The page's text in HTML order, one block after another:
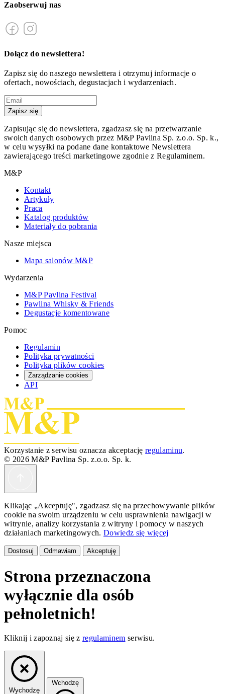
Zaobserwuj nas
Dołącz do newslettera!
Zapisz się do naszego newslettera i otrzymuj informacje o
ofertach, nowościach, degustacjach i wydarzeniach.
Zapisz się
Zapisując się do newslettera, zgadzasz się na przetwarzanie
swoich danych osobowych przez M&P Pavlina Sp. z.o.o. Sp. k.,
w celu wysyłki na podane dane kontaktowe Newslettera
zawierającego treści marketingowe zgodnie z Regulaminem.
M&P
Kontakt
Artykuły
Praca
Katalog produktów
Materiały do pobrania
Nasze miejsca
Mapa salonów M&P
Wydarzenia
M&P Pavlina Festival
Pawlina Whisky & Friends
Degustacje komentowane
Pomoc
Regulamin
Polityka prywatności
Polityka plików cookies
Zarządzanie cookies
API
Korzystanie z serwisu oznacza akceptacjęregulaminu.
© 2026 M&P Pavlina Sp. z.o.o. Sp. k.
Klikając „Akceptuję", zgadzasz się na przechowywanie plików
cookie na swoim urządzeniu w celu usprawnienia nawigacji w
witrynie, analizy korzystania z witryny i pomocy w naszych
działaniach marketingowych. Dowiedz się więcej
Dostosuj Odmawiam Akceptuję
Strona przeznaczona
wyłącznie dla osób
pełnoletnich!
Kliknij i zapoznaj się zregulaminem serwisu.
Wychodzę
Wchodzę